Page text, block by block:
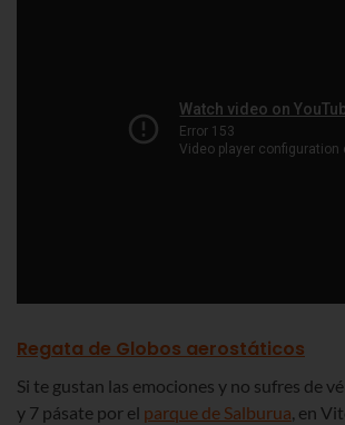
Regata de Globos aerostáticos
Si te gustan las emociones y no sufres de
y 7 pásate por el parque de Salburua, en